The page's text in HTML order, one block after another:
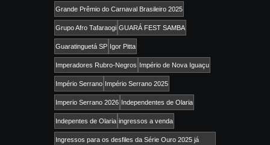
Grande Prêmio do Carnaval Brasileiro 2025
Grupo Afro Tafaraogi GUARÁ FEST SAMBA
Guaratinguetá SP Igor Pitta
Imperadores Rubro-Negros Império de Nova Iguaçu
Império Serrano Império Serrano 2025
Imperio Serrano 2026 Independentes de Olaria
Indepentes de Olaria ingressos a venda
Ingressos para os desfiles da Série Ouro 2025 já